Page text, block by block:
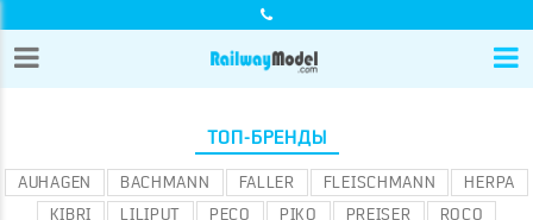
ТОП-БРЕНДЫ
AUHAGEN BACHMANN FALLER FLEISCHMANN
HERPA
KIBRI
LILIPUT PECO PIKO PREISER
ROCO